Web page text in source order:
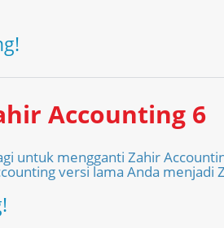
Accounting 6
untuk mengganti Zahir
versi lama Anda menjadi